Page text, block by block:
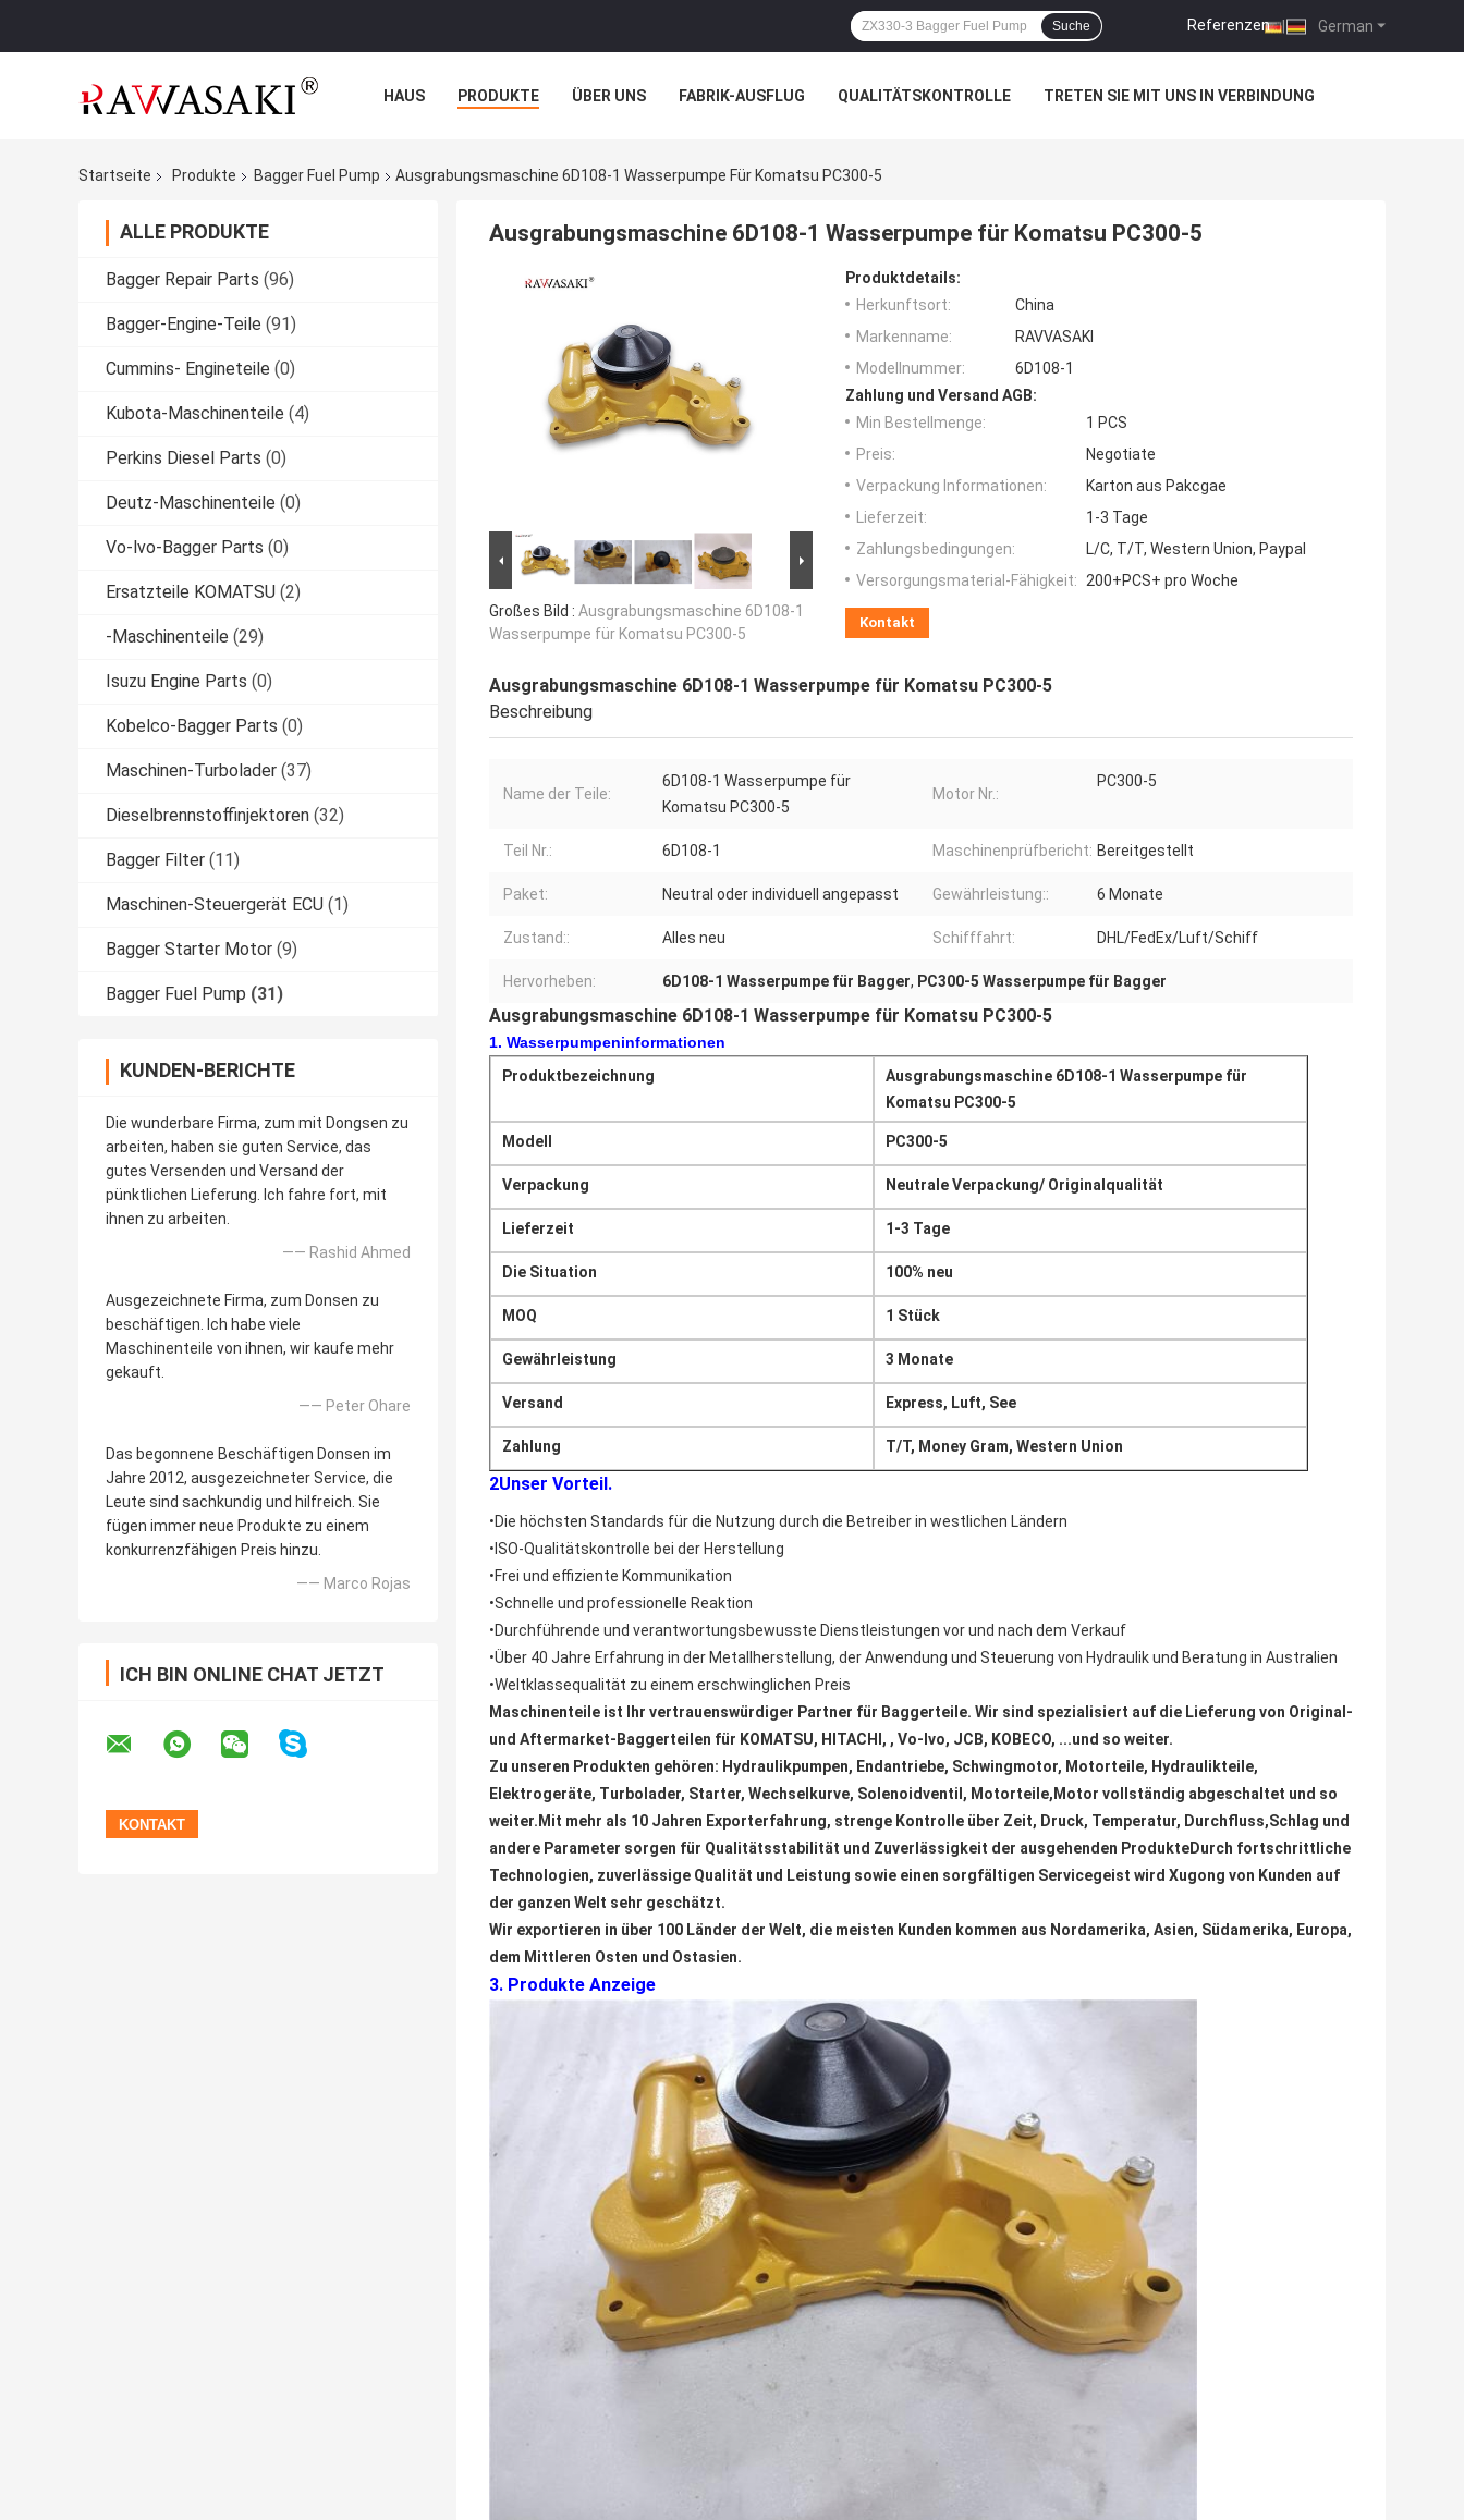
German
Referenzen |
Suche
HAUS PRODUKTE ÜBER UNS FABRIK-AUSFLUG QUALITÄTSKONTROLLE TRETEN SIE MIT UNS IN VERBINDUNG
Startseite
Produkte Bagger Fuel Pump Ausgrabungsmaschine 6D108-1 Wasserpumpe Für Komatsu PC300-5
ALLE PRODUKTE
Bagger Repair Parts (96)
Bagger-Engine-Teile (91)
Cummins- Engineteile (0)
Kubota-Maschinenteile (4)
Perkins Diesel Parts (0)
Deutz-Maschinenteile (0)
Vo-lvo-Bagger Parts (0)
Ersatzteile KOMATSU (2)
-Maschinenteile (29)
Isuzu Engine Parts (0)
Kobelco-Bagger Parts (0)
Maschinen-Turbolader (37)
Dieselbrennstoffinjektoren (32)
Bagger Filter (11)
Maschinen-Steuergerät ECU (1)
Bagger Starter Motor (9)
Bagger Fuel Pump (31)
KUNDEN-BERICHTE
Die wunderbare Firma, zum mit Dongsen zu
arbeiten, haben sie guten Service, das
gutes Versenden und Versand der
pünktlichen Lieferung. Ich fahre fort, mit
ihnen zu arbeiten.
—— Rashid Ahmed
Ausgezeichnete Firma, zum Donsen zu
beschäftigen. Ich habe viele
Maschinenteile von ihnen, wir kaufe mehr
gekauft.
—— Peter Ohare
Das begonnene Beschäftigen Donsen im
Jahre 2012, ausgezeichneter Service, die
Leute sind sachkundig und hilfreich. Sie
fügen immer neue Produkte zu einem
konkurrenzfähigen Preis hinzu.
—— Marco Rojas
ICH BIN ONLINE CHAT JETZT
Ausgrabungsmaschine 6D108-1 Wasserpumpe für Komatsu PC300-5
Großes Bild : Ausgrabungsmaschine 6D108-1
Wasserpumpe für Komatsu PC300-5
Produktdetails:
Herkunftsort:
China
Markenname:
RAVVASAKI
Modellnummer:
6D108-1
Zahlung und Versand AGB:
Min Bestellmenge:
1 PCS
Preis:
Negotiate
Verpackung Informationen:
Karton aus Pakcgae
Lieferzeit:
1-3 Tage
Zahlungsbedingungen:
L/C, T/T, Western Union, Paypal
Versorgungsmaterial-Fähigkeit: 200+PCS+ pro Woche
Kontakt
Ausgrabungsmaschine 6D108-1 Wasserpumpe für Komatsu PC300-5
Beschreibung
Name der Teile:
6D108-1 Wasserpumpe für
Komatsu PC300-5
Motor Nr.:
PC300-5
Teil Nr.: 6D108-1 Maschinenprüfbericht: Bereitgestellt
Paket: Neutral oder individuell angepasst Gewährleistung:: 6 Monate
Zustand:: Alles neu Schifffahrt: DHL/FedEx/Luft/Schiff
Hervorheben: 6D108-1 Wasserpumpe für Bagger, PC300-5 Wasserpumpe für Bagger
Ausgrabungsmaschine 6D108-1 Wasserpumpe für Komatsu PC300-5
1. Wasserpumpeninformationen
Produktbezeichnung
Ausgrabungsmaschine 6D108-1 Wasserpumpe für
Komatsu PC300-5
Modell PC300-5
Verpackung Neutrale Verpackung/ Originalqualität
Lieferzeit 1-3 Tage
Die Situation 100% neu
MOQ 1 Stück
Gewährleistung 3 Monate
Versand Express, Luft, See
Zahlung T/T, Money Gram, Western Union
2Unser Vorteil.
•Die höchsten Standards für die Nutzung durch die Betreiber in westlichen Ländern
•ISO-Qualitätskontrolle bei der Herstellung
•Frei und effiziente Kommunikation
•Schnelle und professionelle Reaktion
•Durchführende und verantwortungsbewusste Dienstleistungen vor und nach dem Verkauf
•Über 40 Jahre Erfahrung in der Metallherstellung, der Anwendung und Steuerung von Hydraulik und Beratung in Australien
•Weltklassequalität zu einem erschwinglichen Preis
Maschinenteile ist Ihr vertrauenswürdiger Partner für Baggerteile. Wir sind spezialisiert auf die Lieferung von Original-
und Aftermarket-Baggerteilen für KOMATSU, HITACHI, , Vo-lvo, JCB, KOBECO, ...und so weiter.
Zu unseren Produkten gehören: Hydraulikpumpen, Endantriebe, Schwingmotor, Motorteile, Hydraulikteile,
Elektrogeräte, Turbolader, Starter, Wechselkurve, Solenoidventil, Motorteile,Motor vollständig abgeschaltet und so
weiter.Mit mehr als 10 Jahren Exporterfahrung, strenge Kontrolle über Zeit, Druck, Temperatur, Durchfluss,Schlag und
andere Parameter sorgen für Qualitätsstabilität und Zuverlässigkeit der ausgehenden ProdukteDurch fortschrittliche
Technologien, zuverlässige Qualität und Leistung sowie einen sorgfältigen Servicegeist wird Xugong von Kunden auf
der ganzen Welt sehr geschätzt.
Wir exportieren in über 100 Länder der Welt, die meisten Kunden kommen aus Nordamerika, Asien, Südamerika, Europa,
dem Mittleren Osten und Ostasien.
3. Produkte Anzeige